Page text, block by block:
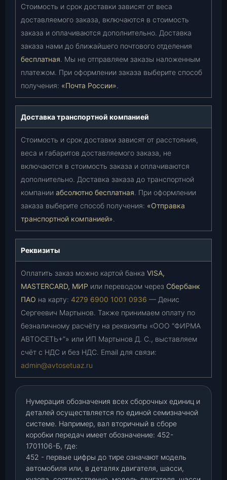
Стоимость и срок доставки зависят от веса
доставляемого заказа, включаются в стоимость
заказа и оплачиваются дополнительно. Доставка
заказа нами до ближайшего почтового отделения
бесплатная. Мы не отправляем заказы наложенным
платежом. При оформлении заказа выберите способ
получения: «Почта России».
Доставка транспортной компанией
Стоимость и срок доставки зависят от расстояния,
веса и габаритов доставляемого заказа, не
включаются в стоимость заказа и оплачиваются
дополнительно. Доставка заказа до транспортной
компании абсолютно бесплатная. При оформлении
заказа выберите способ получения: «Отправка
транспортной компанией».
Реквизиты
Оплатить заказ можно картой банка VISA,
MASTERCARD, МИР или переводом через Сбербанк
ПАО на карту: 4279 6900 1001 0936 — Денис
Сергеевич Мартынов. Также принимаем оплату по
безналичному расчёту на реквизиты «ООО “ФИРМА
АВТОСЕТЬ+”» или ИП Мартынов Д. С., выставляем
счёт с НДС и без НДС. Email для связи:
admin@avtosetuaz.ru
Нумерация обозначения всех сборочных единиц и
деталей осуществляется по единой семизначной
системе. Например, вал вторичный в сборе
коробки передач имеет обозначение: 452-
1701106-Б, где:
452 - первые цифры до тире означают модель
автомобиля или, в деталях двигателя, шасси,